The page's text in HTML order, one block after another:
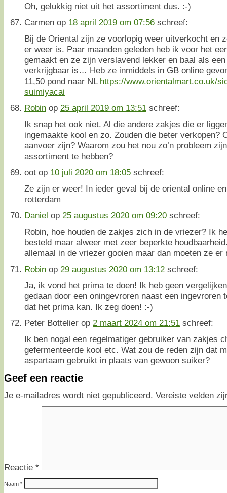
Oh, gelukkig niet uit het assortiment dus. :-)
Carmen op 18 april 2019 om 07:56 schreef:
Bij de Oriental zijn ze voorlopig weer uitverkocht en
er weer is. Paar maanden geleden heb ik voor het
gemaakt en ze zijn verslavend lekker en baal als
verkrijgbaar is… Heb ze inmiddels in GB online
11,50 pond naar NL https://www.orientalmart.co.uk/
suimiyacai
Robin op 25 april 2019 om 13:51 schreef:
Ik snap het ook niet. Al die andere zakjes die er
ingemaakte kool en zo. Zouden die beter verkopen?
aanvoer zijn? Waarom zou het nou zo’n probleem
assortiment te hebben?
oot op 10 juli 2020 om 18:05 schreef:
Ze zijn er weer! In ieder geval bij de oriental online
rotterdam
Daniel op 25 augustus 2020 om 09:20 schreef:
Robin, hoe houden de zakjes zich in de vriezer? Ik
besteld maar alweer met zeer beperkte
allemaal in de vriezer gooien maar dan moeten ze
Robin op 29 augustus 2020 om 13:12 schreef:
Ja, ik vond het prima te doen! Ik heb geen
gedaan door een oningevroren naast een ingevroren
dat het prima kan. Ik zeg doen! :-)
Peter Bottelier op 2 maart 2024 om 21:51 schreef:
Ik ben nogal een regelmatiger gebruiker van zakjes
gefermenteerde kool etc. Wat zou de reden zijn dat
aspartaam gebruikt in plaats van gewoon suiker?
Geef een reactie
Je e-mailadres wordt niet gepubliceerd. Vereiste velden
Reactie *
Naam *